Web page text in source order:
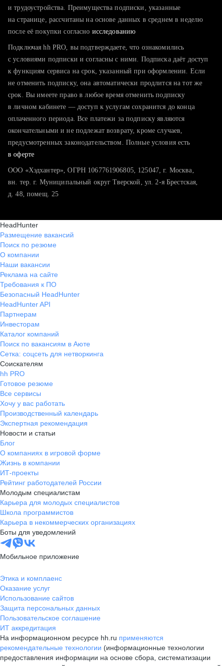
тратите много времени на поиск и вручную поднимаете
хотите сравнить себя с конкурентами и оценить шансы
и трудоустройства. Преимущества подписки, указанные
на странице, рассчитаны на основе данных в среднем в неделю
после её покупки согласно исследованию
Подключая hh PRO, вы подтверждаете, что ознакомились
с условиями подписки и согласны с ними. Подписка даёт доступ
к функциям сервиса на срок, указанный при оформлении. Если
не отменить подписку, она автоматически продлится на тот же
срок. Вы имеете право в любое время отменить подписку
в личном кабинете — доступ к услугам сохранится до конца
оплаченного периода. Все платежи за подписку являются
окончательными и не подлежат возврату, кроме случаев,
предусмотренных законодательством. Полные условия есть
в оферте
ООО «Хэдхантер», ОГРН 1067761906805, 125047, г. Москва,
вн. тер. г. Муниципальный округ Тверской, ул. 2-я Брестская,
д. 48, помещ. 25
HeadHunter
Размещение вакансий
Поиск по резюме
О компании
Наши вакансии
Реклама на сайте
Требования к ПО
Безопасный HeadHunter
HeadHunter API
Партнерам
Инвесторам
Каталог компаний
Поиск по вакансиям в Аюте
Сетка: соцсеть для нетворкинга
Соискателям
hh PRO
Готовое резюме
Все сервисы
Хочу у вас работать
Производственный календарь
Экспертная рекомендация
Новости и статьи
Блог
О компаниях в игровой форме
Жизнь в компании
ИТ-проекты
Рейтинг работодателей России
Молодым специалистам
Карьера для молодых специалистов
Школа программистов
Карьера в некоммерческих организациях
Боты для уведомлений
Мобильное приложение
Этика и комплаенс
Оказание услуг
Использование сайтов
Защита персональных данных
Пользовательское соглашение
ИТ аккредитация
На информационном ресурсе hh.ru применяются
рекомендательные технологии (информационные технологии
предоставления информации на основе сбора, систематизации